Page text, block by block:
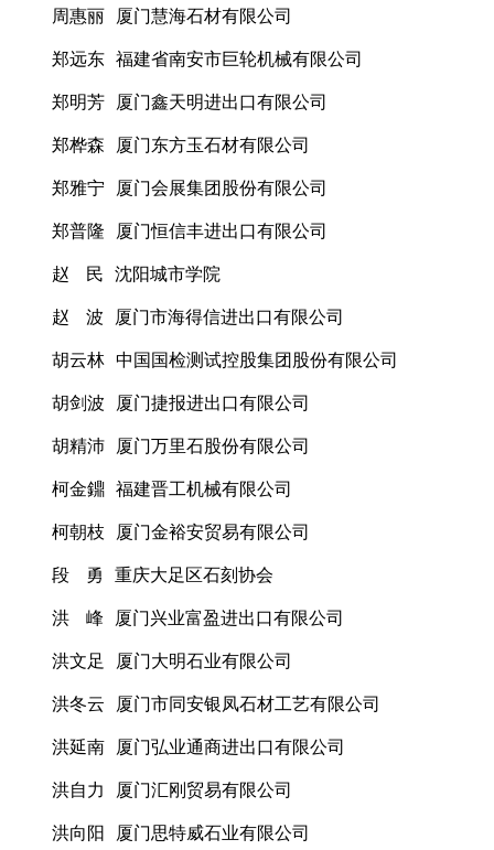
周惠丽 厦门慧海石材有限公司
郑远东 福建省南安市巨轮机械有限公司
郑明芳 厦门鑫天明进出口有限公司
郑桦森 厦门东方玉石材有限公司
郑雅宁 厦门会展集团股份有限公司
郑普隆 厦门恒信丰进出口有限公司
赵 民 沈阳城市学院
赵 波 厦门市海得信进出口有限公司
胡云林 中国国检测试控股集团股份有限公司
胡剑波 厦门捷报进出口有限公司
胡精沛 厦门万里石股份有限公司
柯金鐤 福建晋工机械有限公司
柯朝枝 厦门金裕安贸易有限公司
段 勇 重庆大足区石刻协会
洪 峰 厦门兴业富盈进出口有限公司
洪文足 厦门大明石业有限公司
洪冬云 厦门市同安银凤石材工艺有限公司
洪延南 厦门弘业通商进出口有限公司
洪自力 厦门汇刚贸易有限公司
洪向阳 厦门思特威石业有限公司